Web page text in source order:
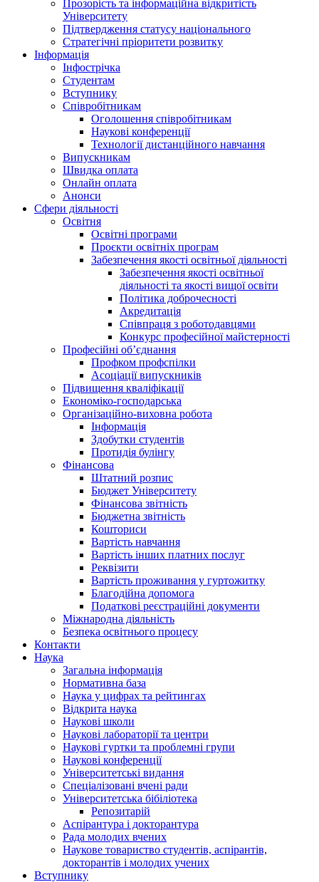
Прозорість та інформаційна відкритість
Університету
Підтвердження статусу національного
Стратегічні пріоритети розвитку
Інформація
Інфострічка
Студентам
Вступнику
Співробітникам
Оголошення співробітникам
Наукові конференції
Технології дистанційного навчання
Випускникам
Швидка оплата
Онлайн оплата
Анонси
Сфери діяльності
Освітня
Освітні програми
Проєкти освітніх програм
Забезпечення якості освітньої діяльності
Забезпечення якості освітньої
діяльності та якості вищої освіти
Політика доброчесності
Акредитація
Співпраця з роботодавцями
Конкурс професійної майстерності
Професійні об’єднання
Профком профспілки
Асоціації випускників
Підвищення кваліфікації
Економіко-господарська
Організаційно-виховна робота
Інформація
Здобутки студентів
Протидія булінгу
Фінансова
Штатний розпис
Бюджет Університету
Фінансова звітність
Бюджетна звітність
Кошториси
Вартість навчання
Вартість інших платних послуг
Реквізити
Вартість проживання у гуртожитку
Благодійна допомога
Податкові реєстраційні документи
Міжнародна діяльність
Безпека освітнього процесу
Контакти
Наука
Загальна інформація
Нормативна база
Наука у цифрах та рейтингах
Відкрита наука
Наукові школи
Наукові лабораторії та центри
Наукові гуртки та проблемні групи
Наукові конференції
Університетські видання
Спеціалізовані вчені ради
Університетська бібіліотека
Репозитарій
Аспірантура і докторантура
Рада молодих вчених
Наукове товариство студентів, аспірантів,
докторантів і молодих учених
Вступнику